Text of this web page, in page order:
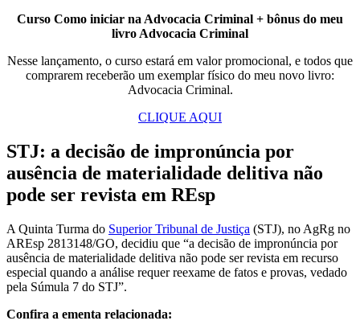
Curso Como iniciar na Advocacia Criminal + bônus do meu
livro Advocacia Criminal
Nesse lançamento, o curso estará em valor promocional, e todos que
comprarem receberão um exemplar físico do meu novo livro:
Advocacia Criminal.
CLIQUE AQUI
STJ: a decisão de impronúncia por
ausência de materialidade delitiva não
pode ser revista em REsp
A Quinta Turma do Superior Tribunal de Justiça (STJ), no AgRg no
AREsp 2813148/GO, decidiu que “a decisão de impronúncia por
ausência de materialidade delitiva não pode ser revista em recurso
especial quando a análise requer reexame de fatos e provas, vedado
pela Súmula 7 do STJ”.
Confira a ementa relacionada: